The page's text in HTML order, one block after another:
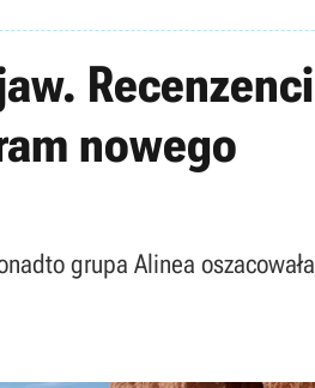
Recenzenci
nowego
grupa Alinea oszacowała